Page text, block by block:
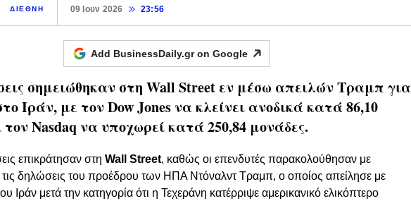
ΔΙΕΘΝΗ 09 Ιουν 2026 23:56
Add BusinessDaily.gr on Google
σημειώθηκαν στη Wall Street εν μέσω απειλών Τραμπ για
Ιράν, με τον Dow Jones να κλείνει ανοδικά κατά 86,10
τον Nasdaq να υποχωρεί κατά 250,84 μονάδες.
επικράτησαν στη Wall Street, καθώς οι επενδυτές παρακολούθησαν με
δηλώσεις του προέδρου των ΗΠΑ Ντόναλντ Τραμπ, ο οποίος απείλησε με
Ιράν μετά την κατηγορία ότι η Τεχεράνη κατέρριψε αμερικανικό ελικόπτερο